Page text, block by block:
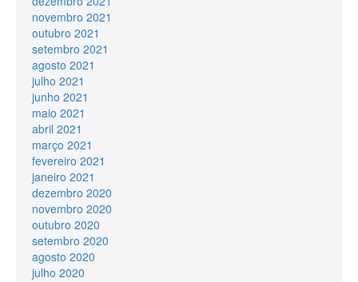
novembro 2021
outubro 2021
setembro 2021
agosto 2021
julho 2021
junho 2021
maio 2021
abril 2021
março 2021
fevereiro 2021
janeiro 2021
dezembro 2020
novembro 2020
outubro 2020
setembro 2020
agosto 2020
julho 2020